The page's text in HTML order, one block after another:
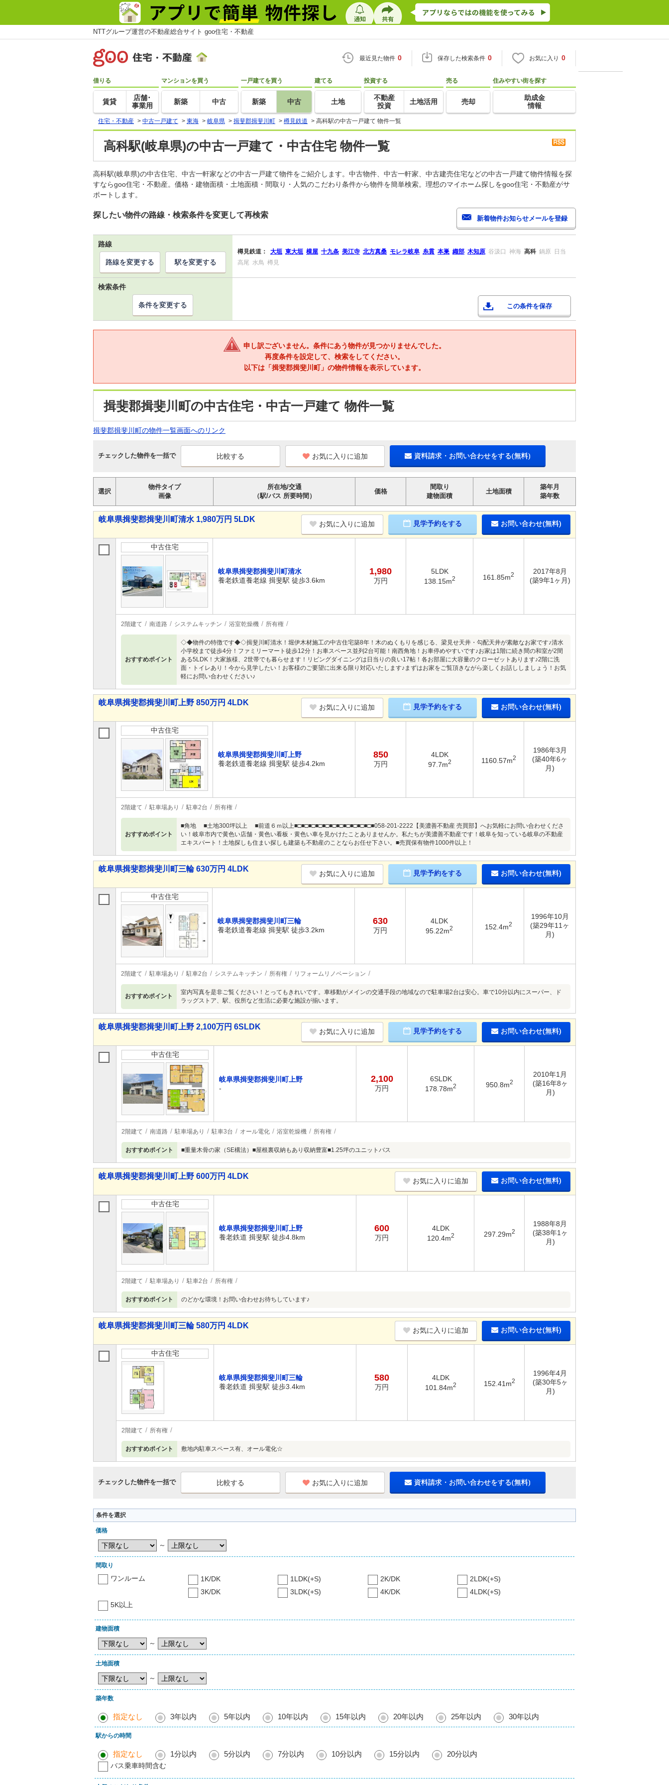
NTTグループ運営の不動産総合サイト goo住宅・不動産
最近見た物件 0 保存した検索条件 0 お気に入り 0
借りる
賃貸
店舗･
事業用
マンションを買う
新築 中古
一戸建てを買う
新築 中古
建てる
土地
投資する
不動産
投資
土地活用
売る
売却
住みやすい街を探す
助成金
情報
住宅・不動産 > 中古一戸建て > 東海 > 岐阜県 > 揖斐郡揖斐川町 > 樽見鉄道 > 高科駅の中古一戸建て 物件一覧
高科駅(岐阜県)の中古一戸建て・中古住宅 物件一覧
高科駅(岐阜県)の中古住宅、中古一軒家などの中古一戸建て物件をご紹介します。中古物件、中古一軒家、中古建売住宅などの中古一戸建て物件情報を探
すならgoo住宅・不動産。価格・建物面積・土地面積・間取り・人気のこだわり条件から物件を簡単検索。理想のマイホーム探しをgoo住宅・不動産がサ
ポートします。
探したい物件の路線・検索条件を変更して再検索
路線
樽見鉄道： 大垣 東大垣 横屋 十九条 美江寺 北方真桑 モレラ岐阜 糸貫 本巣 織部 木知原 谷汲口 神海 高科 鍋原
日当
高尾 水鳥 樽見
路線を変更する 駅を変更する
検索条件
この条件を保存
条件を変更する
申し訳ございません。条件にあう物件が見つかりませんでした。
再度条件を設定して、検索をしてください。
以下は「揖斐郡揖斐川町」の物件情報を表示しています。
揖斐郡揖斐川町の中古住宅・中古一戸建て 物件一覧
揖斐郡揖斐川町の物件一覧画面へのリンク
チェックした物件を一括で お気に入りに追加 資料請求・お問い合わせをする(無料)
選択
物件タイプ
画像
所在地/交通
（駅/バス 所要時間）
価格
間取り
建物面積
土地面積
築年月
築年数
岐阜県揖斐郡揖斐川町清水 1,980万円 5LDK
お気に入りに追加 見学予約をする お問い合わせ(無料)
中古住宅
岐阜県揖斐郡揖斐川町清水
養老鉄道養老線 揖斐駅 徒歩3.6km
1,980
万円
5LDK
138.15m2 161.85m2
2017年8月
(築9年1ヶ月)
2階建て 南道路 システムキッチン 浴室乾燥機 所有権
おすすめポイント
◇◆物件の特徴です◆◇揖斐川町清水！堀伊木材施工の中古住宅築8年！木のぬくもりを感じる、梁見せ天井・勾配天井が素敵なお家です♪清水
小学校まで徒歩4分！ファミリーマート徒歩12分！お車スペース並列2台可能！南西角地！お車停めやすいです♪お家は1階に続き間の和室が2間
ある5LDK！大家族様、2世帯でも暮らせます！リビングダイニングは日当りの良い17帖！各お部屋に大容量のクローゼットあります♪2階に洗
面・トイレあり！今から見学したい！お客様のご要望に出来る限り対応いたします♪まずはお家をご覧頂きながら楽しくお話ししましょう！お気
軽にお問い合わせください♪
岐阜県揖斐郡揖斐川町上野 850万円 4LDK
お気に入りに追加 見学予約をする お問い合わせ(無料)
中古住宅
岐阜県揖斐郡揖斐川町上野
養老鉄道養老線 揖斐駅 徒歩4.2km
850
万円
4LDK
97.7m2 1160.57m2
1986年3月
(築40年6ヶ
月)
2階建て 駐車場あり 駐車2台 所有権
おすすめポイント
■角地 ■土地300坪以上 ■前道６ｍ以上■□■□■□■□■□■□■□■□■□■□■□■058-201-2222【美濃善不動産 売買部】へお気軽にお問い合わせくださ
い！岐阜市内で黄色い店舗・黄色い看板・黄色い車を見かけたことありませんか。私たちが美濃善不動産です！岐阜を知っている岐阜の不動産
エキスパート！土地探しも住まい探しも建築も不動産のことならお任せ下さい。■売買保有物件1000件以上！
岐阜県揖斐郡揖斐川町三輪 630万円 4LDK
お気に入りに追加 見学予約をする お問い合わせ(無料)
中古住宅
岐阜県揖斐郡揖斐川町三輪
養老鉄道養老線 揖斐駅 徒歩3.2km
630
万円
4LDK
95.22m2 152.4m2
1996年10月
(築29年11ヶ
月)
2階建て 駐車場あり 駐車2台 システムキッチン 所有権 リフォームリノベーション
おすすめポイント
室内写真を是非ご覧ください！とってもきれいです。車移動がメインの交通手段の地域なので駐車場2台は安心。車で10分以内にスーパー、ド
ラッグストア、駅、役所など生活に必要な施設が揃います。
岐阜県揖斐郡揖斐川町上野 2,100万円 6SLDK
お気に入りに追加 見学予約をする お問い合わせ(無料)
中古住宅
岐阜県揖斐郡揖斐川町上野
-
2,100
万円
6SLDK
178.78m2 950.8m2
2010年1月
(築16年8ヶ
月)
2階建て 南道路 駐車場あり 駐車3台 オール電化 浴室乾燥機 所有権
おすすめポイント ■重量木骨の家（SE構法）■屋根裏収納もあり収納豊富■1.25坪のユニットバス
岐阜県揖斐郡揖斐川町上野 600万円 4LDK
お気に入りに追加 お問い合わせ(無料)
中古住宅
岐阜県揖斐郡揖斐川町上野
養老鉄道 揖斐駅 徒歩4.8km
600
万円
4LDK
120.4m2 297.29m2
1988年8月
(築38年1ヶ
月)
2階建て 駐車場あり 駐車2台 所有権
おすすめポイント のどかな環境！お問い合わせお待ちしています♪
岐阜県揖斐郡揖斐川町三輪 580万円 4LDK
お気に入りに追加 お問い合わせ(無料)
中古住宅
岐阜県揖斐郡揖斐川町三輪
養老鉄道 揖斐駅 徒歩3.4km
580
万円
4LDK
101.84m2 152.41m2
1996年4月
(築30年5ヶ
月)
2階建て 所有権
おすすめポイント 敷地内駐車スペース有、オール電化☆
チェックした物件を一括で お気に入りに追加 資料請求・お問い合わせをする(無料)
条件を選択
価格
～
間取り
ワンルーム 1K/DK 1LDK(+S) 2K/DK
2LDK(+S)
3K/DK
3LDK(+S) 4K/DK
4LDK(+S)
5K以上
建物面積
～
土地面積
～
築年数
指定なし 3年以内 5年以内 10年以内 15年以内 20年以内 25年以内 30年以内
駅からの時間
指定なし 1分以内 5分以内 7分以内 10分以内 15分以内 20分以内
バス乗車時間含む